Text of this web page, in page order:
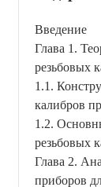
Введение
Глава 1.
резьбовых
1.1.
калибров
1.2.
резьбовых
Глава 2.
приборов